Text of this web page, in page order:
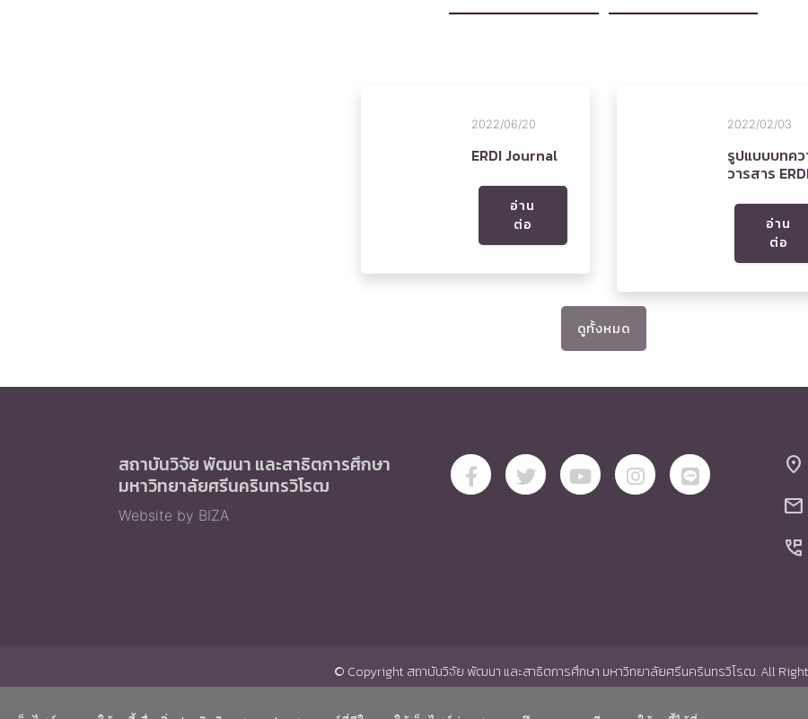
2022/06/20
ERDI Journal
อ่าน
ต่อ
2022/02/03
รูปแบบบทคว
วารสาร
อ่าน
ต่อ
ดูทั้งหมด
สถาบันวิจัย พัฒนา และสาธิตการศึกษา
มหาวิทยาลัยศรีนครินทรวิโรฒ
Website by BIZA
location_on
mail
perm_phone_msg
© Copyright สถาบันวิจัย พัฒนา และสาธิตการศึกษา มหาวิทยาลัยศรีนครินทรวิโรฒ. All